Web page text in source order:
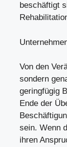
beschäftigt
Von den
sondern
geringfügig
Ende der
sein. Wenn
ihren